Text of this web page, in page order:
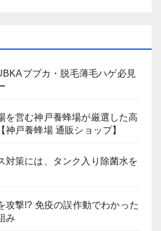
ブブカ・脱毛薄毛ハゲ必見
を営む神戸養蜂場が厳選した高
神戸養蜂場 通販ショップ】
対策には、タンク入り除菌水を
攻撃!? 免疫の誤作動でわかった
み